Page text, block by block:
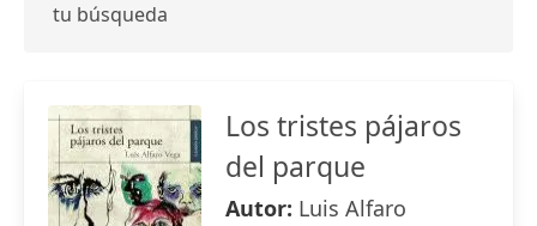
tu búsqueda
Los tristes pájaros
del parque
Autor: Luis Alfaro